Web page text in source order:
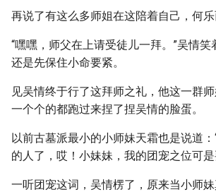
再说了有这么多师姐在这陪着自己，何乐
“嘿嘿，师父在上请受徒儿一拜。”吴情
还是先保住小命要紧。
见吴情终于行了这拜师之礼，他这一群师
一个个的都跑过来捏了捏吴情的脸蛋。
以前古墓派最小的小师妹天霜也是说道
的人了，哎！小妹妹，我的团宠之位可
一听团宠这词，吴情楞了，原来当小师